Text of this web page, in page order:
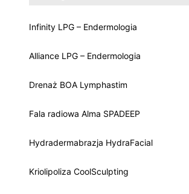
Infinity LPG – Endermologia
Alliance LPG – Endermologia
Drenaż BOA Lymphastim
Fala radiowa Alma SPADEEP
Hydradermabrazja HydraFacial
Kriolipoliza CoolSculpting